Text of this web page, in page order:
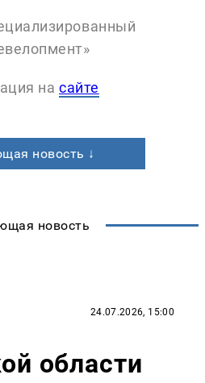
на сайте
новость ↓
новость
24.07.2026, 15:00
области